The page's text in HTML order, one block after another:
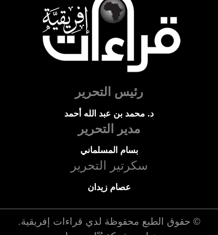
رئيس التحرير
د. محمد بن عبد الله أحمد
مدير التحرير
بسام المسلماني
سكرتير التحرير
عصام زيدان
© حقوق الطبع محفوظة لدي قراءات إفريقية.